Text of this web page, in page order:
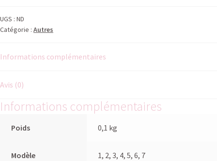
UGS : ND
Catégorie : Autres
Informations complémentaires
Avis (0)
Informations complémentaires
Poids 0,1 kg
Modèle 1, 2, 3, 4, 5, 6, 7